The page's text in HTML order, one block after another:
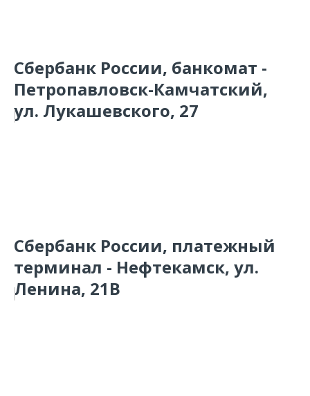
Сбербанк России, банкомат -
Петропавловск-Камчатский,
ул. Лукашевского, 27
Сбербанк России, платежный
терминал - Нефтекамск, ул.
Ленина, 21В